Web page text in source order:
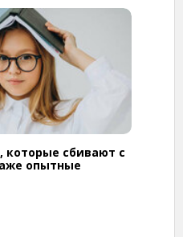
которые сбивают с
опытные